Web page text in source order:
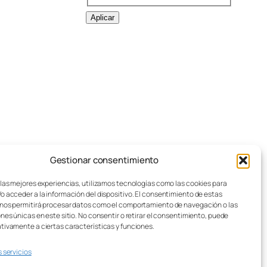
Gestionar consentimiento
mejores experiencias, utilizamos tecnologías como las cookies para
acceder a la información del dispositivo. El consentimiento de estas
permitirá procesar datos como el comportamiento de navegación o las
únicas en este sitio. No consentir o retirar el consentimiento, puede
a ciertas características y funciones.
servicios
u
:
Aplicar
de juegos de mesa
de Envío
Lúdico – Asistente IA
Aviso legal
Política de cookies
Política de privacidad
Condiciones generales
Contacto